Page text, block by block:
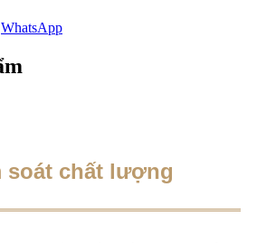
WhatsApp
soát chất lượng